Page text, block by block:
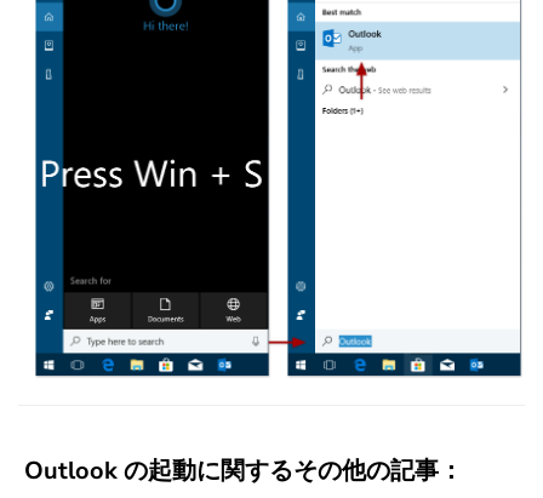
Outlook の起動に関するその他の記事：